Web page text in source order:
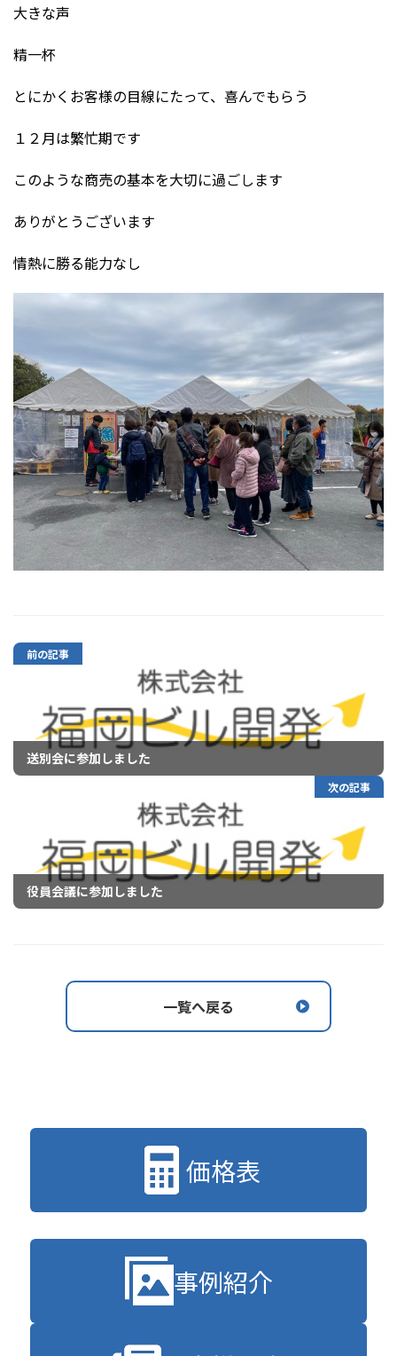
大きな声
精一杯
とにかくお客様の目線にたって、喜んでもらう
１２月は繁忙期です
このような商売の基本を大切に過ごします
ありがとうございます
情熱に勝る能力なし
前の記事
送別会に参加しました
次の記事
役員会議に参加しました
一覧へ戻る
価格表
事例紹介